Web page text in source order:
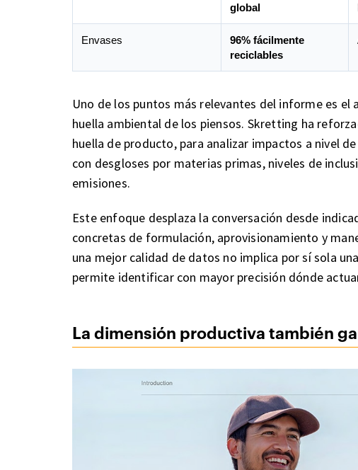
global
Envases
96% fácilmente
reciclables
Uno de los puntos más relevantes del informe es el
huella ambiental de los piensos. Skretting ha
huella de producto, para analizar impactos a nivel
con desgloses por materias primas, niveles de
emisiones.
Este enfoque desplaza la conversación desde
concretas de formulación, aprovisionamiento y
una mejor calidad de datos no implica por sí sola
permite identificar con mayor precisión dónde
La dimensión productiva también